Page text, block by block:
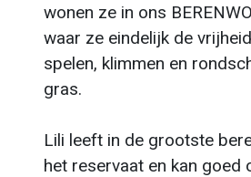
wonen ze in ons
waar ze eindelijk de
spelen, klimmen en
gras.
Lili leeft in de grootste
het reservaat en kan goed